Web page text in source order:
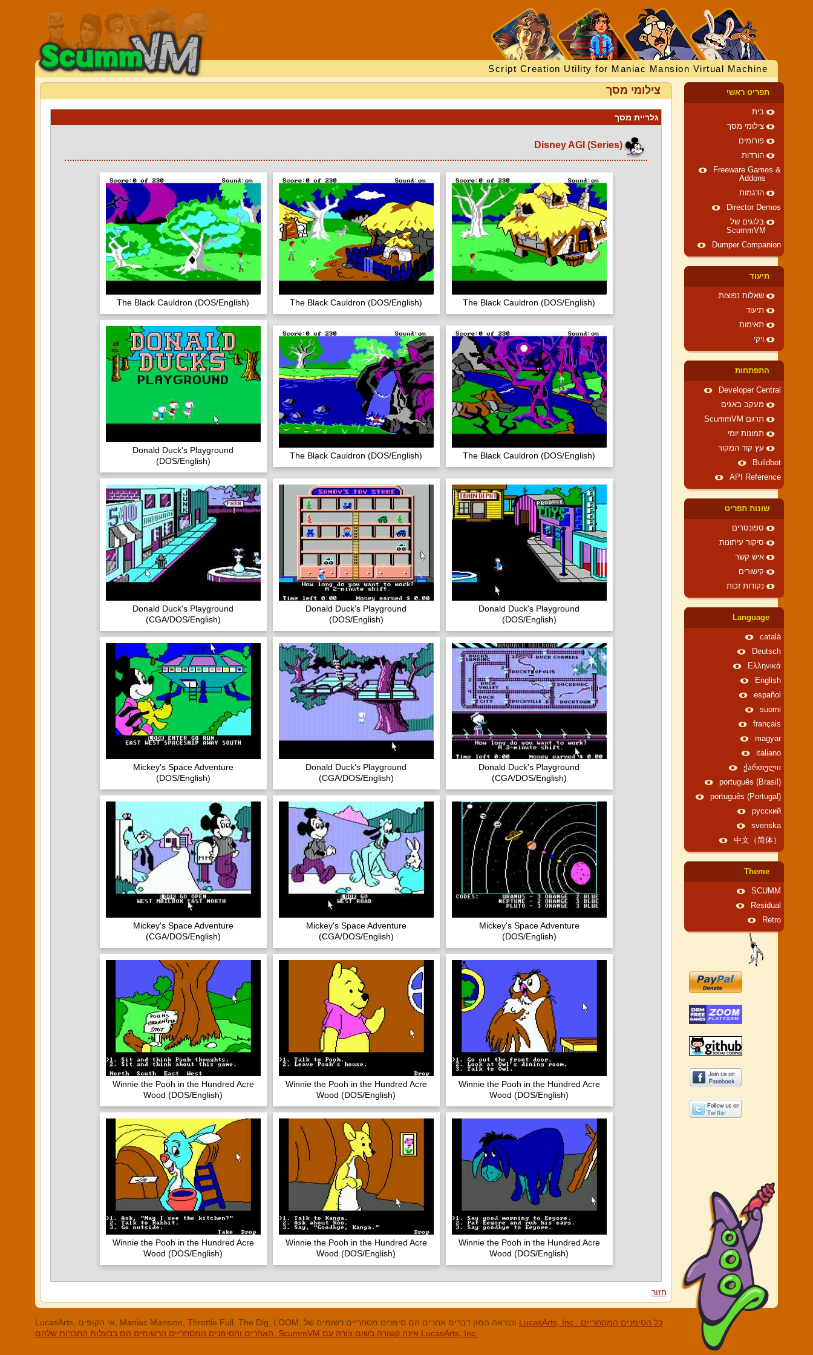
Script Creation Utility for Maniac Mansion Virtual Machine
צילומי מסך
גלריית מסך
Disney AGI (Series)
The Black Cauldron (DOS/English)
The Black Cauldron (DOS/English)
The Black Cauldron (DOS/English)
The Black Cauldron (DOS/English)
The Black Cauldron (DOS/English)
Donald Duck's Playground
(DOS/English)
Donald Duck's Playground
(DOS/English)
Donald Duck's Playground
(DOS/English)
Donald Duck's Playground
(CGA/DOS/English)
Donald Duck's Playground
(CGA/DOS/English)
Donald Duck's Playground
(CGA/DOS/English)
Mickey's Space Adventure
(DOS/English)
Mickey's Space Adventure
(DOS/English)
Mickey's Space Adventure
(CGA/DOS/English)
Mickey's Space Adventure
(CGA/DOS/English)
Winnie the Pooh in the Hundred Acre
Wood (DOS/English)
Winnie the Pooh in the Hundred Acre
Wood (DOS/English)
Winnie the Pooh in the Hundred Acre
Wood (DOS/English)
Winnie the Pooh in the Hundred Acre
Wood (DOS/English)
Winnie the Pooh in the Hundred Acre
Wood (DOS/English)
Winnie the Pooh in the Hundred Acre
Wood (DOS/English)
חזור
תפריט ראשי
בית
צילומי מסך
פורומים
הורדות
Freeware Games &
Addons
הדגמות
Director Demos
בלוגים של
ScummVM
Dumper Companion
תיעוד
שאלות נפוצות.
תיעוד
תאימות
ויקי
התפתחות
Developer Central
מעקב באגים
תרגם ScummVM
תמונות יומי
עץ קוד המקור
Buildbot
API Reference
שונות תפריט
ספונסרים
סיקור עיתונות
איש קשר
קישורים
נקודות זכות
Language
català
Deutsch
Ελληνικά
English
español
suomi
français
magyar
italiano
ქართული
português (Brasil)
português (Portugal)
русский
svenska
中文（简体）
Theme
SCUMM
Residual
Retro
LucasArts, Inc . כל הסימנים המסחריים
האחרים והסימנים המסחריים הרשומים הם בבעלות החברות שלהם. ScummVM אינה קשורה בשום צורה עם LucasArts, Inc.